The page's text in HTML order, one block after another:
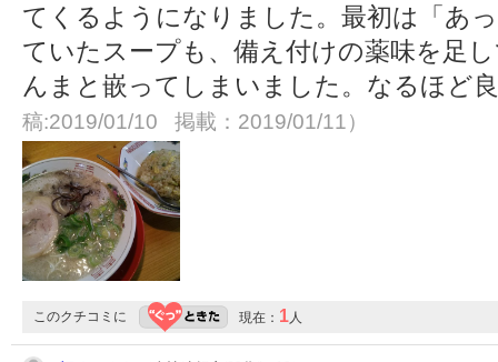
てくるようになりました。最初は「あ
ていたスープも、備え付けの薬味を足
んまと嵌ってしまいました。なるほど
稿:2019/01/10 掲載：2019/01/11）
このクチコミに 現在： 1人